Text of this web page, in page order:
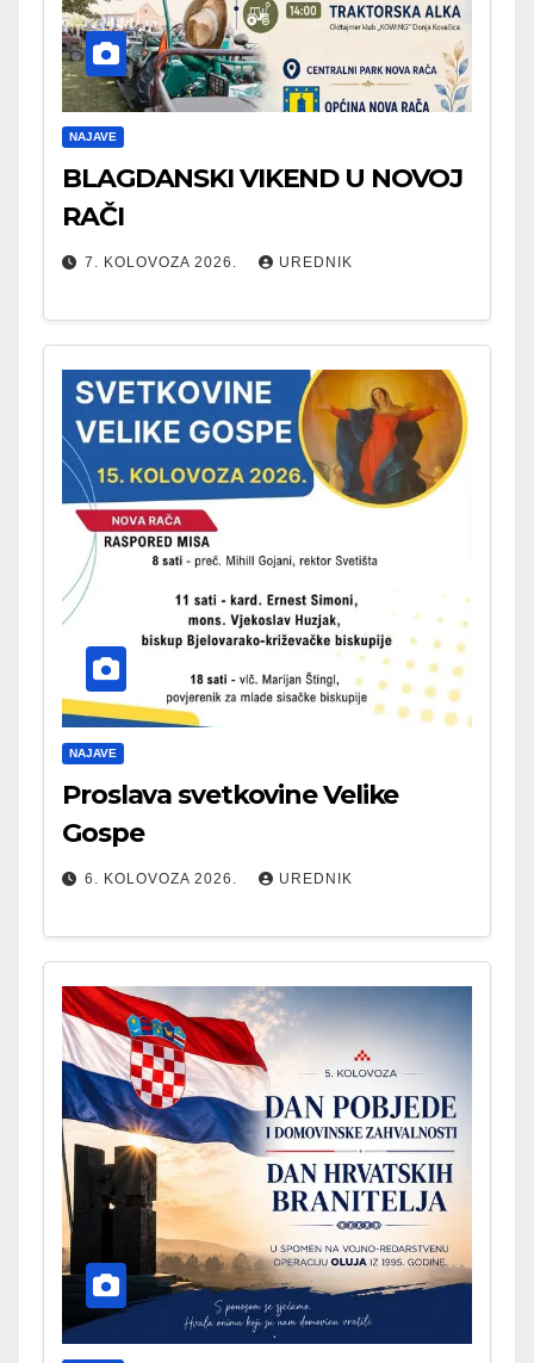
NAJAVE
BLAGDANSKI VIKEND U NOVOJ
RAČI
7. KOLOVOZA 2026. UREDNIK
NAJAVE
Proslava svetkovine Velike
Gospe
6. KOLOVOZA 2026. UREDNIK